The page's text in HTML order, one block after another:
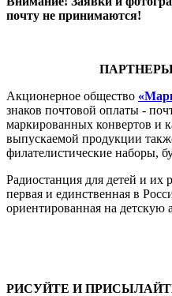
почту не принимаются!
Акционерное общество
знаков почтовой оплаты -
маркированных конвертов и
выпускаемой продукции
филателистические наборы,
Радиостанция для детей и их
первая и единственная в
ориентированная на детскую
РИСУЙТЕ И